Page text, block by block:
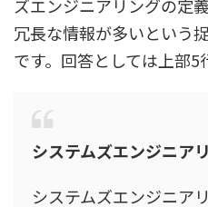
ズエンジニアリングの定
冗長な情報が多いという
です。回答としては上部5
システムズエンジニア
システムズエンジニア